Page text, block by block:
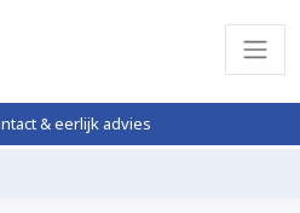
& eerlijk advies